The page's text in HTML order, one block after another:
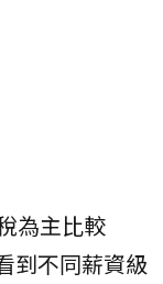
為主比較
到不同薪資級